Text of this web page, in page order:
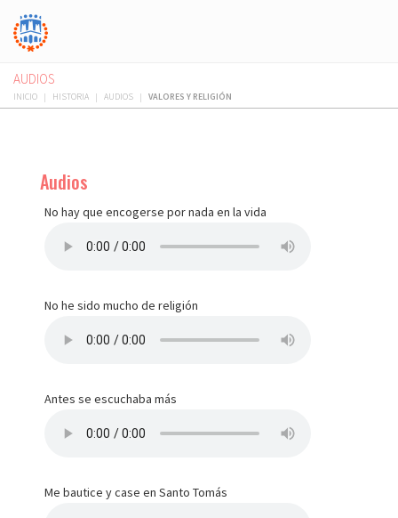
AUDIOS
INICIO | HISTORIA | AUDIOS | VALORES Y RELIGIÓN
Audios
No hay que encogerse por nada en la vida
No he sido mucho de religión
Antes se escuchaba más
Me bautice y case en Santo Tomás